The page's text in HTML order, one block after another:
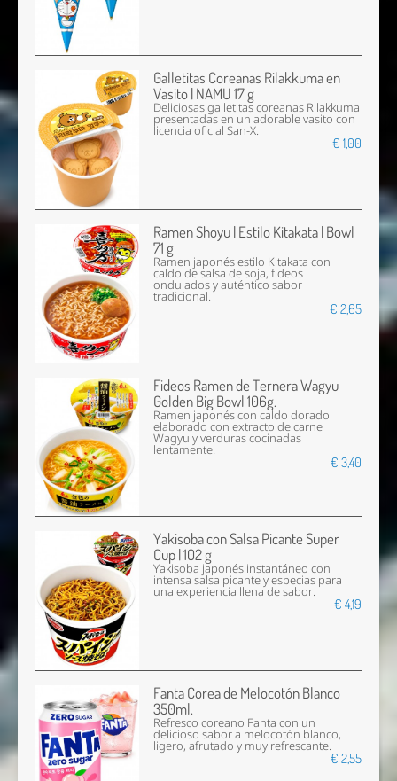
Galletitas Coreanas Rilakkuma en
Vasito | NAMU 17 g
Deliciosas galletitas coreanas Rilakkuma
presentadas en un adorable vasito con
licencia oficial San-X.
€ 1,00
Ramen Shoyu | Estilo Kitakata | Bowl
71 g
Ramen japonés estilo Kitakata con
caldo de salsa de soja, fideos
ondulados y auténtico sabor
tradicional.
€ 2,65
Fideos Ramen de Ternera Wagyu
Golden Big Bowl 106g.
Ramen japonés con caldo dorado
elaborado con extracto de carne
Wagyu y verduras cocinadas
lentamente.
€ 3,40
Yakisoba con Salsa Picante Super
Cup | 102 g
Yakisoba japonés instantáneo con
intensa salsa picante y especias para
una experiencia llena de sabor.
€ 4,19
Fanta Corea de Melocotón Blanco
350ml.
Refresco coreano Fanta con un
delicioso sabor a melocotón blanco,
ligero, afrutado y muy refrescante.
€ 2,55